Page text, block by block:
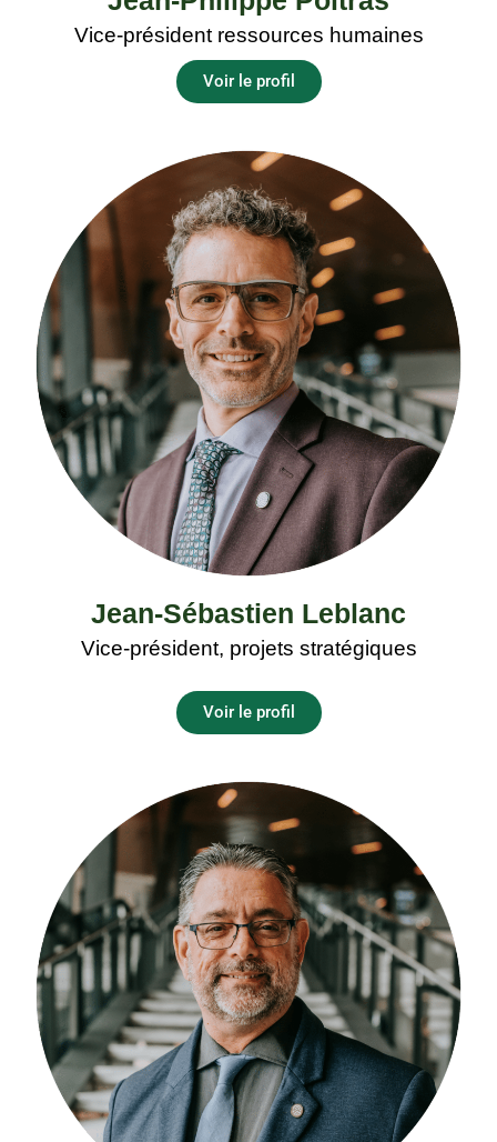
Vice-président ressources humaines
Voir le profil
Jean-Sébastien Leblanc
Vice-président, projets stratégiques
Voir le profil